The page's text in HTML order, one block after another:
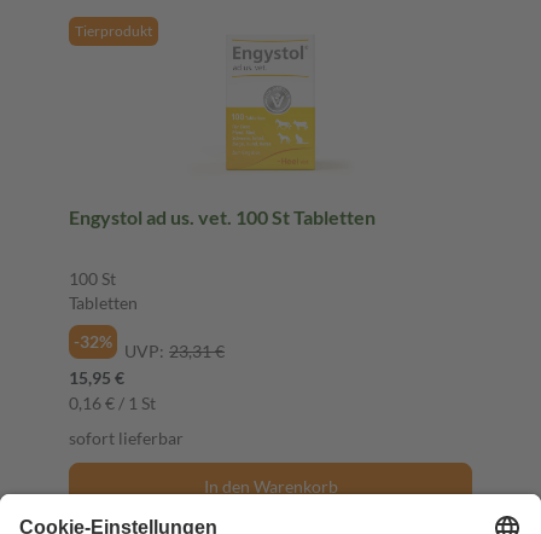
Tierprodukt
Engystol ad us. vet. 100 St Tabletten
100 St
Tabletten
-32%
UVP: 23,31 €
15,95 €
0,16 € / 1 St
sofort lieferbar
In den Warenkorb